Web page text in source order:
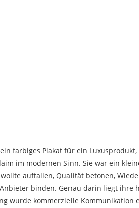
farbiges Plakat für ein Luxusprodukt,
im modernen Sinn. Sie war ein
auffallen, Qualität betonen,
binden. Genau darin liegt ihre
wurde kommerzielle Kommunikation